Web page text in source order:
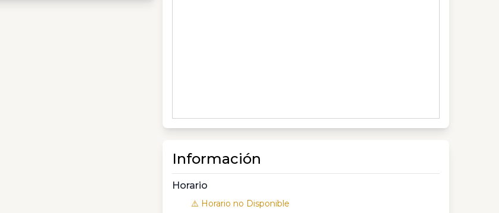
Información
Horario
⚠️ Horario no Disponible